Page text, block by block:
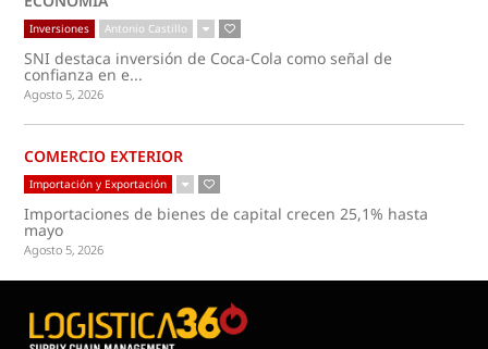
Inversiones Antonio Castillo
SNI destaca inversión de Coca-Cola como señal de
confianza en e...
Agosto 5, 2026
COMERCIO EXTERIOR
Importación y Exportación
Importaciones de bienes de capital crecen 25,1% hasta
mayo
Agosto 5, 2026